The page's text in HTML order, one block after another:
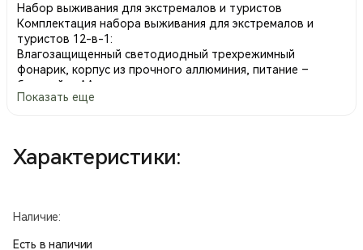
Набор выживания для экстремалов и туристов
Комплектация набора выживания для экстремалов и
туристов 12-в-1:
Влагозащищенный светодиодный трехрежимный
фонарик, корпус из прочного аллюминия, питание –
батарейка AA;
Магнитный компас
всегда поможет раздобыть огонь
Покрывало – жизненно необходимый предмет, поможет
широкой светоотражающей стороны, для сбора воды, в
качестве импровизированного тента или палатки и т.д.
Показать еще
Характеристики:
Наличие:
Есть в наличии